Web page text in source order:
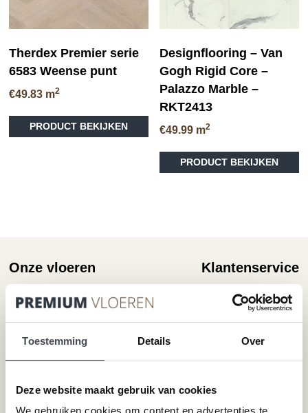
Toestemming Details Over
Deze website maakt gebruik van cookies
productpagina
Therdex Premier serie
6583 Weense punt
€49.83 m2
PRODUCT BEKIJKEN
Designflooring – Van
Gogh Rigid Core –
Palazzo Marble –
RKT2413
€49.99 m2
PRODUCT BEKIJKEN
Onze vloeren
Klik-pvc-vloeren
Megavisgraat PVC vloeren
Hongaarse punt PVC vloeren
Klantenservice
Over premium vloeren
Gratis kleurstalen
Cookiebeleid